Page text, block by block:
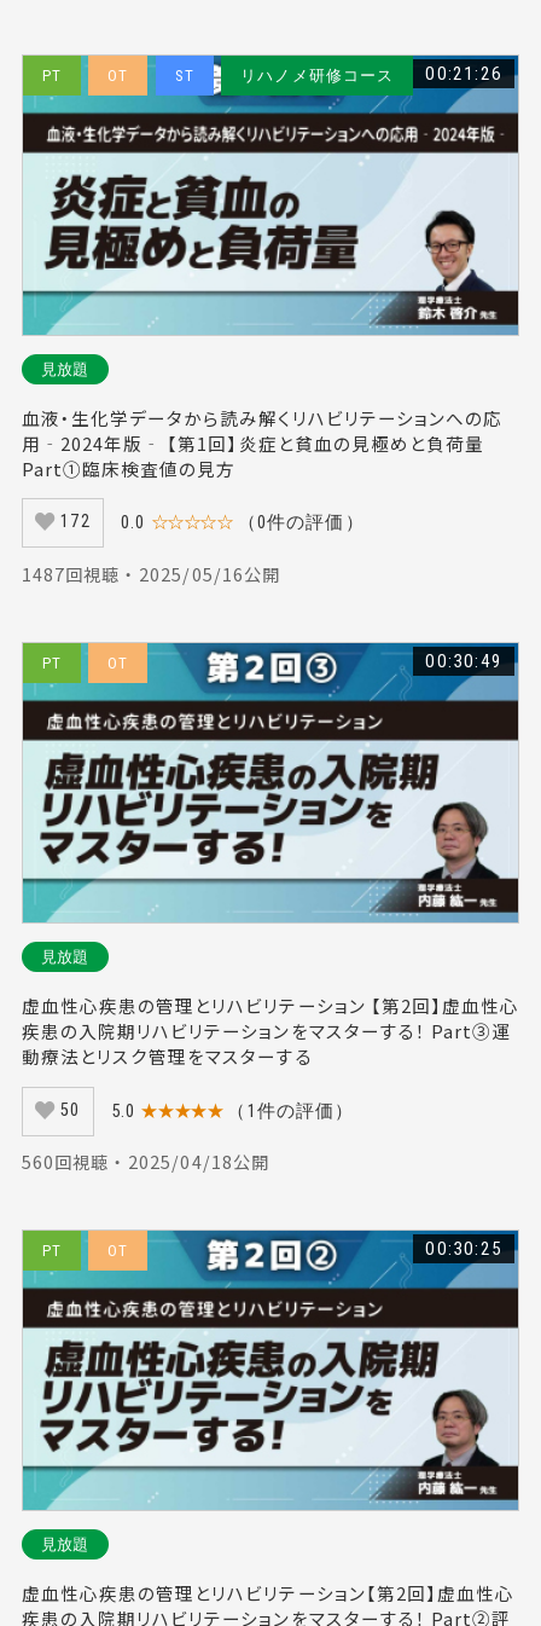
PT OT ST リハノメ研修コース 00:21:26
見放題
血液・生化学データから読み解くリハビリテーションへの応
用‐2024年版‐ 【第1回】炎症と貧血の見極めと負荷量
Part①臨床検査値の見方
172 0.0 ☆☆☆☆☆ （0件の評価）
1487回視聴 ・ 2025/05/16公開
PT OT 00:30:49
見放題
虚血性心疾患の管理とリハビリテーション 【第2回】虚血性心
疾患の入院期リハビリテーションをマスターする！ Part③運
動療法とリスク管理をマスターする
50 5.0 ★★★★★ （1件の評価）
560回視聴 ・ 2025/04/18公開
PT OT 00:30:25
見放題
虚血性心疾患の管理とリハビリテーション【第2回】虚血性心
疾患の入院期リハビリテーションをマスターする！ Part②評